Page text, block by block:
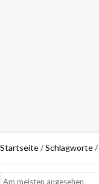
Startseite/Schlagworte/